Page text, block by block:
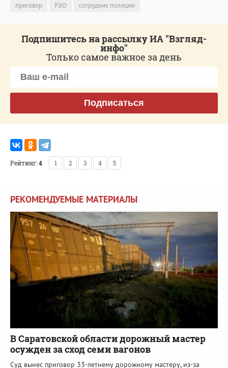
приговор
РЭО сотрудник полиции
Подпишитесь на рассылку ИА "Взгляд-
инфо"
Только самое важное за день
Подписаться
Рейтинг:4 1 2 3 4 5
РЕКОМЕНДУЕМЫЕ МАТЕРИАЛЫ
В Саратовской области дорожный мастер
осужден за сход семи вагонов
Суд вынес приговор 33-летнему дорожному мастеру, из-за